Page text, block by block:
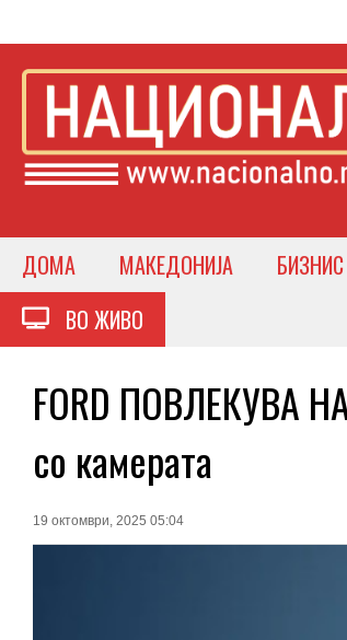
ДОМА МАКЕДОНИЈА БИЗНИС
ВО ЖИВО
FORD ПОВЛЕКУВА
со камерата
19 октомври, 2025 05:04